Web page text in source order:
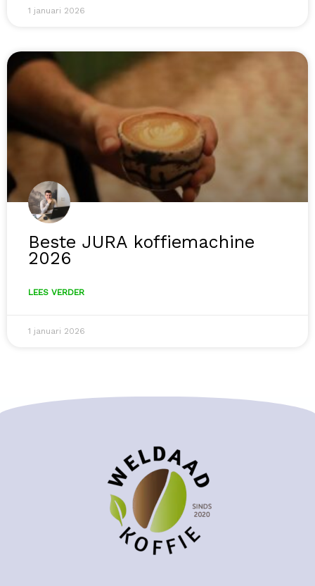
1 januari 2026
Beste JURA koffiemachine
2026
LEES VERDER
1 januari 2026